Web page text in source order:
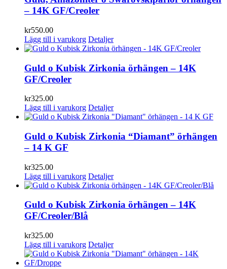
– 14K GF/Creoler
kr550.00
Lägg till i varukorg Detaljer
Guld o Kubisk Zirkonia örhängen – 14K
GF/Creoler
kr325.00
Lägg till i varukorg Detaljer
Guld o Kubisk Zirkonia “Diamant” örhängen
– 14 K GF
kr325.00
Lägg till i varukorg Detaljer
Guld o Kubisk Zirkonia örhängen – 14K
GF/Creoler/Blå
kr325.00
Lägg till i varukorg Detaljer